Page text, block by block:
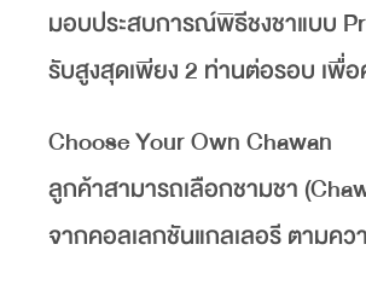
มอบประสบการณ์พิธีชงชาแบบ
รับสูงสุดเพียง 2 ท่านต่อรอบ เพื่
Choose Your Own Chawan
ลูกค้าสามารถเลือกชามชา
จากคอลเลกชันแกลเลอรี ตามค